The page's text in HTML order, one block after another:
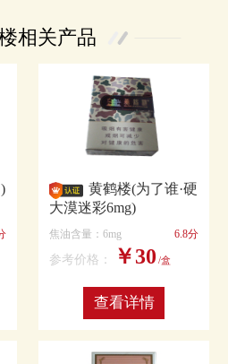
相关产品
黄鹤楼(为了谁·硬
大漠迷彩6mg)
焦油含量：6mg 6.8分
参考价格： ￥30 /盒
查看详情